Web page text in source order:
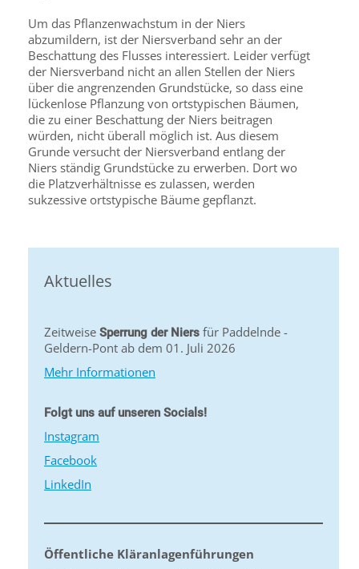
Um das Pflanzenwachstum in der Niers
abzumildern, ist der Niersverband sehr an der
Beschattung des Flusses interessiert. Leider verfügt
der Niersverband nicht an allen Stellen der Niers
über die angrenzenden Grundstücke, so dass eine
lückenlose Pflanzung von ortstypischen Bäumen,
die zu einer Beschattung der Niers beitragen
würden, nicht überall möglich ist. Aus diesem
Grunde versucht der Niersverband entlang der
Niers ständig Grundstücke zu erwerben. Dort wo
die Platzverhältnisse es zulassen, werden
sukzessive ortstypische Bäume gepflanzt.
Aktuelles
Zeitweise Sperrung der Niers für Paddelnde -
Geldern-Pont ab dem 01. Juli 2026
Mehr Informationen
Folgt uns auf unseren Socials!
Instagram
Facebook
LinkedIn
Öffentliche Kläranlagenführungen